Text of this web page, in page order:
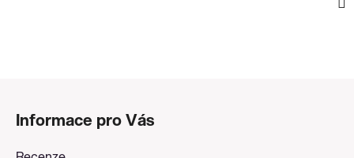
Informace pro Vás